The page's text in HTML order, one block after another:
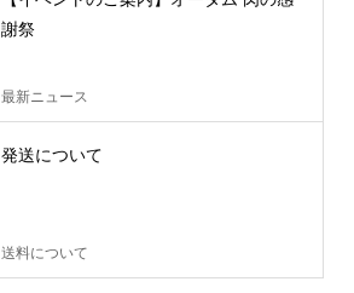
謝祭
最新ニュース
発送について
送料について